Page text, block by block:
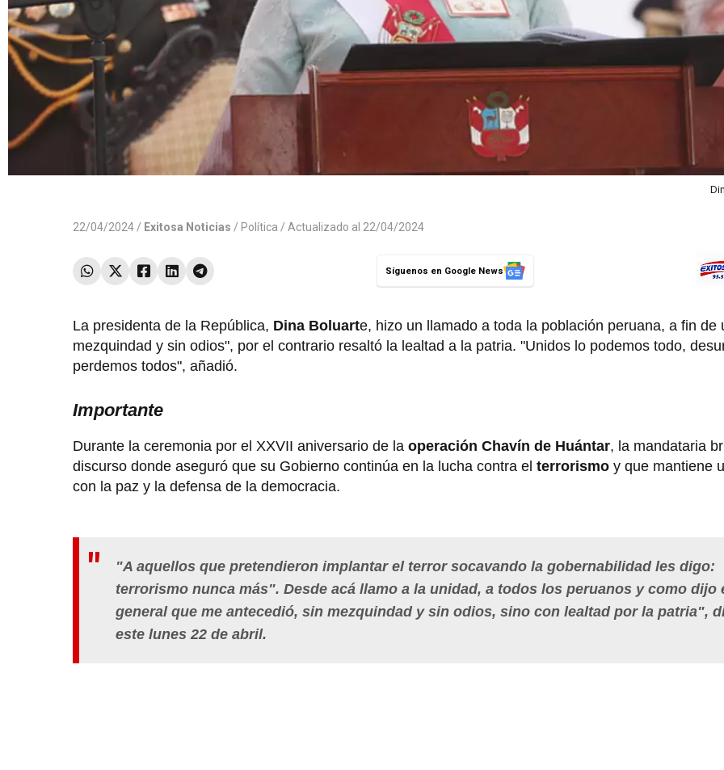
22/04/2024 / Exitosa Noticias / Política / Actualizado al 22/04/2024
Síguenos en Google News
La presidenta de la República, Dina Boluarte, hizo un llamado a toda la población peruana, a fin de
mezquindad y sin odios", por el contrario resaltó la lealtad a la patria. "Unidos lo podemos todo,
perdemos todos", añadió.
Importante
Durante la ceremonia por el XXVII aniversario de la operación Chavín de Huántar, la mandataria
discurso donde aseguró que su Gobierno continúa en la lucha contra el terrorismo y que mantiene
con la paz y la defensa de la democracia.
"A aquellos que pretendieron implantar el terror socavando la gobernabilidad les digo:
terrorismo nunca más". Desde acá llamo a la unidad, a todos los peruanos y como dijo
general que me antecedió, sin mezquindad y sin odios, sino con lealtad por la patria",
este lunes 22 de abril.